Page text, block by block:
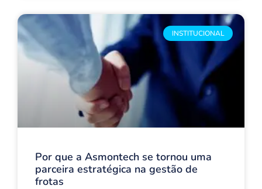
INSTITUCIONAL
Por que a Asmontech se tornou uma
parceira estratégica na gestão de
frotas